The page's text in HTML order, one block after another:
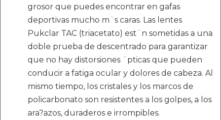
grosor que puedes encontrar en gafas
deportivas mucho m¨s caras. Las lentes
Pukclar TAC (triacetato) est¨n sometidas a una
doble prueba de descentrado para garantizar
que no hay distorsiones ¨pticas que pueden
conducir a fatiga ocular y dolores de cabeza. Al
mismo tiempo, los cristales y los marcos de
policarbonato son resistentes a los golpes, a los
ara?azos, duraderos e irrompibles.